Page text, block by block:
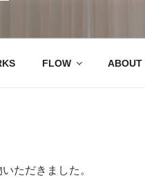
ベ
FLOW ABOUT
ただきました。